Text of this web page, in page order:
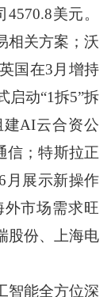
美元。
相关方案；沃
国在3月增持
启动“1拆5”拆
建AI云合资公
信；特斯拉正
月展示新操作
市场需求旺
股份、上海电
能全方位深